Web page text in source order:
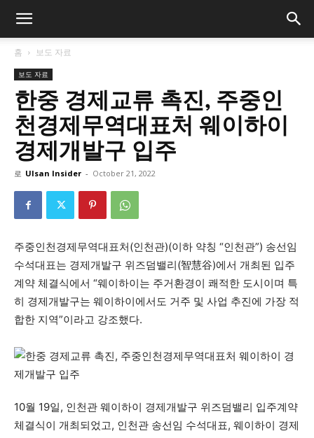
홈 보도 자료
보도 자료
한중 경제교류 촉진, 주중인
천경제무역대표처 웨이하이
경제개발구 입주
로 Ulsan Insider - October 21, 2022
주중인천경제무역대표처(인천관)(이하 약칭 “인천관”) 송선임
수석대표는 경제개발구 위즈덤밸리(智慧谷)에서 개최된 입주
계약 체결식에서 “웨이하이는 주거환경이 쾌적한 도시이며 특
히 경제개발구는 웨이하이에서도 거주 및 사업 추진에 가장 적
합한 지역”이라고 강조했다.
10월 19일, 인천관 웨이하이 경제개발구 위즈덤밸리 입주계약
체결식이 개최되었고, 인천관 송선임 수석대표, 웨이하이 경제